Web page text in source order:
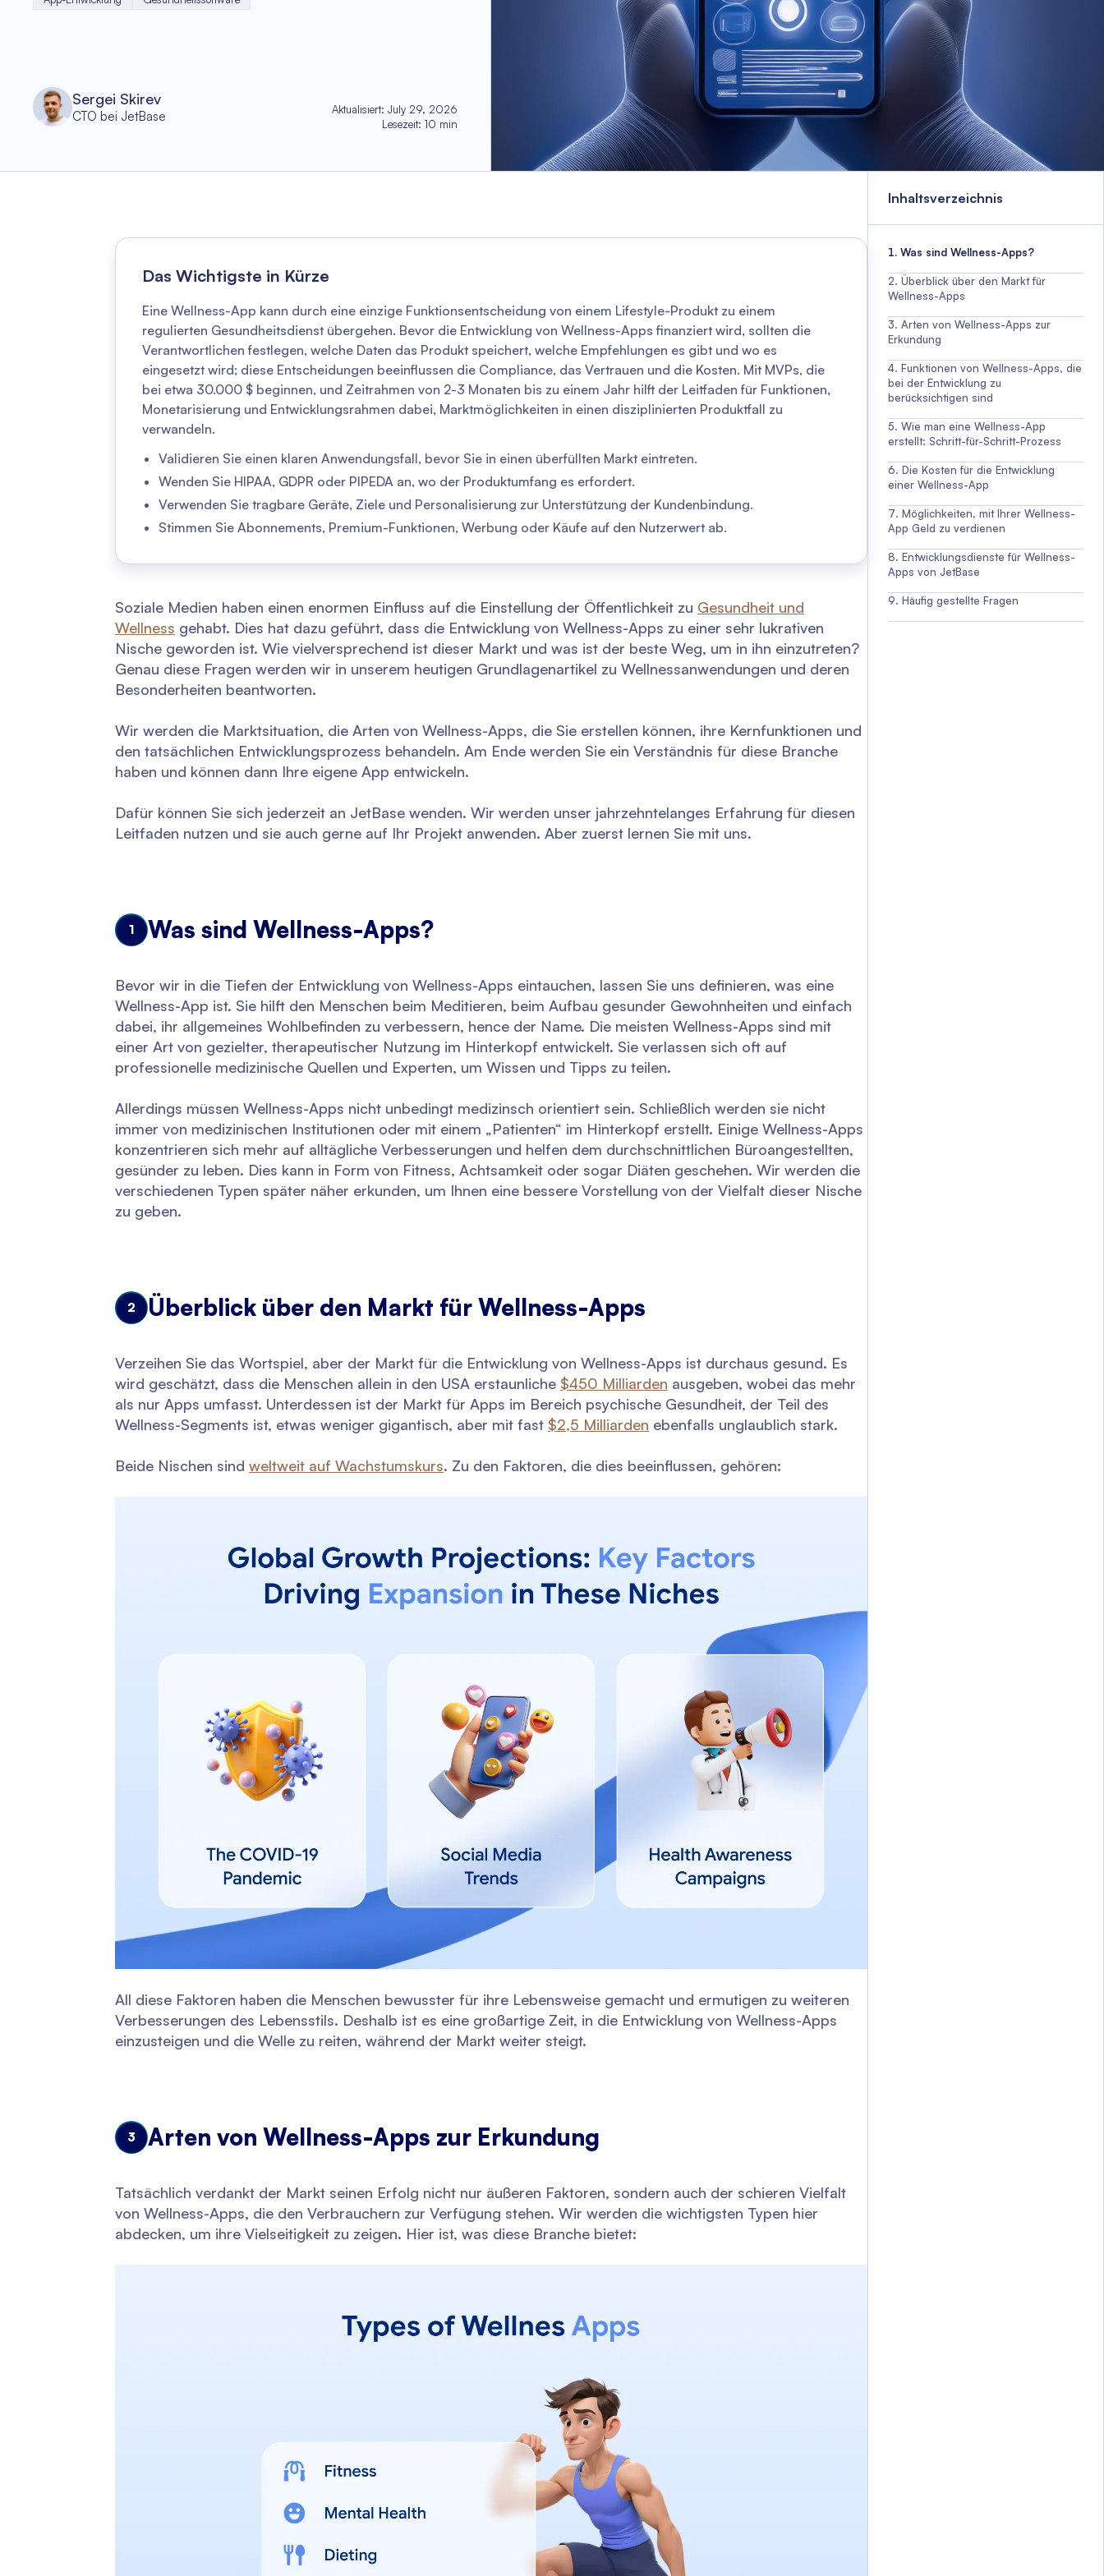
Sergei Skirev
CTO bei JetBase Aktualisiert:July 29, 2026
Lesezeit:10 min
Das Wichtigste in Kürze
Eine Wellness-App kann durch eine einzige Funktionsentscheidung von einem Lifestyle-Produkt zu einem
regulierten Gesundheitsdienst übergehen. Bevor die Entwicklung von Wellness-Apps finanziert wird, sollten die
Verantwortlichen festlegen, welche Daten das Produkt speichert, welche Empfehlungen es gibt und wo es
eingesetzt wird; diese Entscheidungen beeinflussen die Compliance, das Vertrauen und die Kosten. Mit MVPs, die
bei etwa 30.000 $ beginnen, und Zeitrahmen von 2-3 Monaten bis zu einem Jahr hilft der Leitfaden für Funktionen,
Monetarisierung und Entwicklungsrahmen dabei, Marktmöglichkeiten in einen disziplinierten Produktfall zu
verwandeln.
Validieren Sie einen klaren Anwendungsfall, bevor Sie in einen überfüllten Markt eintreten.
Wenden Sie HIPAA, GDPR oder PIPEDA an, wo der Produktumfang es erfordert.
Verwenden Sie tragbare Geräte, Ziele und Personalisierung zur Unterstützung der Kundenbindung.
Stimmen Sie Abonnements, Premium-Funktionen, Werbung oder Käufe auf den Nutzerwert ab.
Soziale Medien haben einen enormen Einfluss auf die Einstellung der Öffentlichkeit zu Gesundheit und
Wellness gehabt. Dies hat dazu geführt, dass die Entwicklung von Wellness-Apps zu einer sehr lukrativen
Nische geworden ist. Wie vielversprechend ist dieser Markt und was ist der beste Weg, um in ihn einzutreten?
Genau diese Fragen werden wir in unserem heutigen Grundlagenartikel zu Wellnessanwendungen und deren
Besonderheiten beantworten.
Wir werden die Marktsituation, die Arten von Wellness-Apps, die Sie erstellen können, ihre Kernfunktionen und
den tatsächlichen Entwicklungsprozess behandeln. Am Ende werden Sie ein Verständnis für diese Branche
haben und können dann Ihre eigene App entwickeln.
Dafür können Sie sich jederzeit an JetBase wenden. Wir werden unser jahrzehntelanges Erfahrung für diesen
Leitfaden nutzen und sie auch gerne auf Ihr Projekt anwenden. Aber zuerst lernen Sie mit uns.
1 Was sind Wellness-Apps?
Bevor wir in die Tiefen der Entwicklung von Wellness-Apps eintauchen, lassen Sie uns definieren, was eine
Wellness-App ist. Sie hilft den Menschen beim Meditieren, beim Aufbau gesunder Gewohnheiten und einfach
dabei, ihr allgemeines Wohlbefinden zu verbessern, hence der Name. Die meisten Wellness-Apps sind mit
einer Art von gezielter, therapeutischer Nutzung im Hinterkopf entwickelt. Sie verlassen sich oft auf
professionelle medizinische Quellen und Experten, um Wissen und Tipps zu teilen.
Allerdings müssen Wellness-Apps nicht unbedingt medizinsch orientiert sein. Schließlich werden sie nicht
immer von medizinischen Institutionen oder mit einem „Patienten“ im Hinterkopf erstellt. Einige Wellness-Apps
konzentrieren sich mehr auf alltägliche Verbesserungen und helfen dem durchschnittlichen Büroangestellten,
gesünder zu leben. Dies kann in Form von Fitness, Achtsamkeit oder sogar Diäten geschehen. Wir werden die
verschiedenen Typen später näher erkunden, um Ihnen eine bessere Vorstellung von der Vielfalt dieser Nische
zu geben.
2 Überblick über den Markt für Wellness-Apps
Verzeihen Sie das Wortspiel, aber der Markt für die Entwicklung von Wellness-Apps ist durchaus gesund. Es
wird geschätzt, dass die Menschen allein in den USA erstaunliche $450 Milliarden ausgeben, wobei das mehr
als nur Apps umfasst. Unterdessen ist der Markt für Apps im Bereich psychische Gesundheit, der Teil des
Wellness-Segments ist, etwas weniger gigantisch, aber mit fast $2,5 Milliarden ebenfalls unglaublich stark.
Beide Nischen sind weltweit auf Wachstumskurs. Zu den Faktoren, die dies beeinflussen, gehören:
All diese Faktoren haben die Menschen bewusster für ihre Lebensweise gemacht und ermutigen zu weiteren
Verbesserungen des Lebensstils. Deshalb ist es eine großartige Zeit, in die Entwicklung von Wellness-Apps
einzusteigen und die Welle zu reiten, während der Markt weiter steigt.
3 Arten von Wellness-Apps zur Erkundung
Tatsächlich verdankt der Markt seinen Erfolg nicht nur äußeren Faktoren, sondern auch der schieren Vielfalt
von Wellness-Apps, die den Verbrauchern zur Verfügung stehen. Wir werden die wichtigsten Typen hier
abdecken, um ihre Vielseitigkeit zu zeigen. Hier ist, was diese Branche bietet:
Inhaltsverzeichnis
Was sind Wellness-Apps?
Überblick über den Markt für
Wellness-Apps
Arten von Wellness-Apps zur
Erkundung
Funktionen von Wellness-Apps, die
bei der Entwicklung zu
berücksichtigen sind
Wie man eine Wellness-App
erstellt: Schritt-für-Schritt-Prozess
Die Kosten für die Entwicklung
einer Wellness-App
Möglichkeiten, mit Ihrer Wellness-
App Geld zu verdienen
Entwicklungsdienste für Wellness-
Apps von JetBase
Häufig gestellte Fragen